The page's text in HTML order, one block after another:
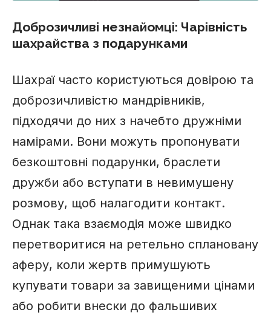
Доброзичливі незнайомці: Чарівність
шахрайства з подарунками
Шахраї часто користуються довірою та
доброзичливістю мандрівників,
підходячи до них з начебто дружніми
намірами. Вони можуть пропонувати
безкоштовні подарунки, браслети
дружби або вступати в невимушену
розмову, щоб налагодити контакт.
Однак така взаємодія може швидко
перетворитися на ретельно сплановану
аферу, коли жертв примушують
купувати товари за завищеними цінами
або робити внески до фальшивих